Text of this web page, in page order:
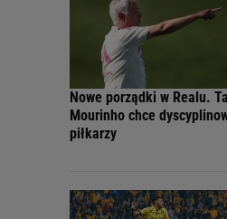
Nowe porządki w Realu.
Mourinho chce
piłkarzy